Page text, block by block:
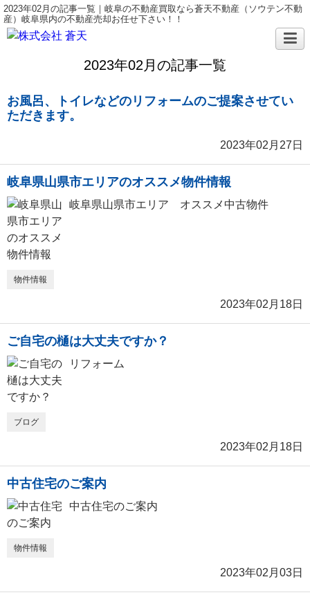
2023年02月の記事一覧｜岐阜の不動産買取なら蒼天不動産（ソウテン不動
産）岐阜県内の不動産売却お任せ下さい！！
2023年02月の記事一覧
お風呂、トイレなどのリフォームのご提案させてい
ただきます。
2023年02月27日
岐阜県山県市エリアのオススメ物件情報
岐阜県山県市エリア オススメ中古物件
物件情報
2023年02月18日
ご自宅の樋は大丈夫ですか？
リフォーム
ブログ
2023年02月18日
中古住宅のご案内
中古住宅のご案内
物件情報
2023年02月03日